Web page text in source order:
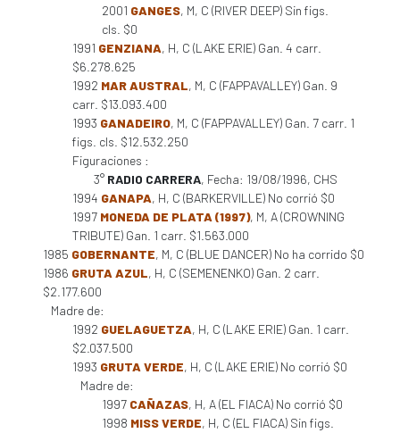
2001 GANGES, M, C (RIVER DEEP) Sin figs.
cls. $0
1991 GENZIANA, H, C (LAKE ERIE) Gan. 4 carr.
$6.278.625
1992 MAR AUSTRAL, M, C (FAPPAVALLEY) Gan. 9
carr. $13.093.400
1993 GANADEIRO, M, C (FAPPAVALLEY) Gan. 7 carr. 1
figs. cls. $12.532.250
Figuraciones :
3° RADIO CARRERA, Fecha: 19/08/1996, CHS
1994 GANAPA, H, C (BARKERVILLE) No corrió $0
1997 MONEDA DE PLATA (1997), M, A (CROWNING
TRIBUTE) Gan. 1 carr. $1.563.000
1985 GOBERNANTE, M, C (BLUE DANCER) No ha corrido $0
1986 GRUTA AZUL, H, C (SEMENENKO) Gan. 2 carr.
$2.177.600
Madre de:
1992 GUELAGUETZA, H, C (LAKE ERIE) Gan. 1 carr.
$2.037.500
1993 GRUTA VERDE, H, C (LAKE ERIE) No corrió $0
Madre de:
1997 CAÑAZAS, H, A (EL FIACA) No corrió $0
1998 MISS VERDE, H, C (EL FIACA) Sin figs.